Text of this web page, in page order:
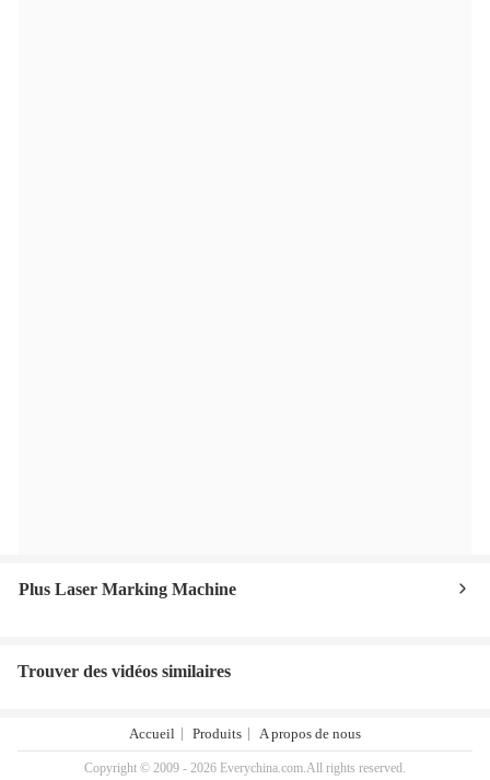
Plus Laser Marking Machine
Trouver des vidéos similaires
Accueil Produits A propos de nous
Copyright © 2009 - 2026 Everychina.com.All rights reserved.